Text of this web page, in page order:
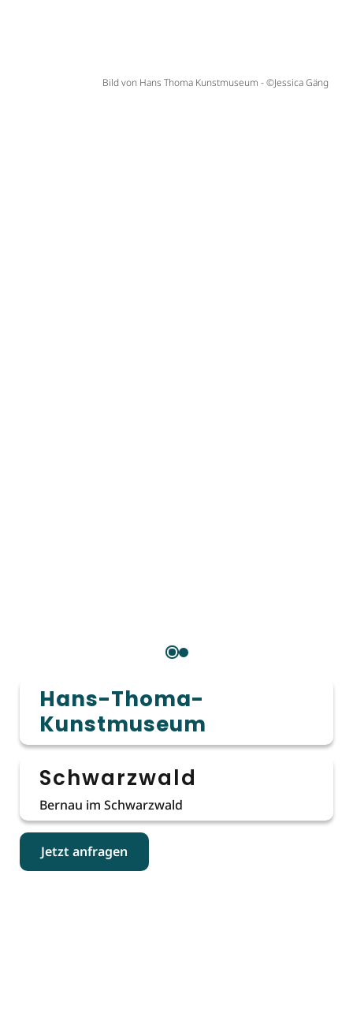
Hans-Thoma-
Kunstmuseum
Schwarzwald
Bernau im Schwarzwald
Jetzt anfragen
Bild von Hans Thoma Kunstmuseum - ©Jessica Gäng